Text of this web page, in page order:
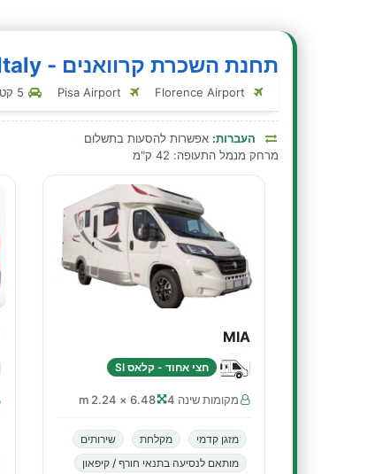
תחנת השכרת קרוואנים - Motorhomes Italy - סראטו גואידי
העברות: אפשרות להסעות בתשלום
מרחק מנמל התעופה: 42 ק"מ
MIA
חצי אחוד - קלאס SI
מקומות שינה 4 6.48 × 2.24 m
מזגן קדמי מקלחת
שירותים
מותאם לנסיעה בתנאי חורף / קיפאון